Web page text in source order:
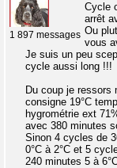
1 897 messages
Cycle
arrêt
Ou
vous
Je suis un peu
cycle aussi long !!!
Du coup je ressors
consigne 19°C
hygrométrie ext
avec 380 minutes
Sinon 4 cycles de
0°C à 2°C et 5
240 minutes 5 à